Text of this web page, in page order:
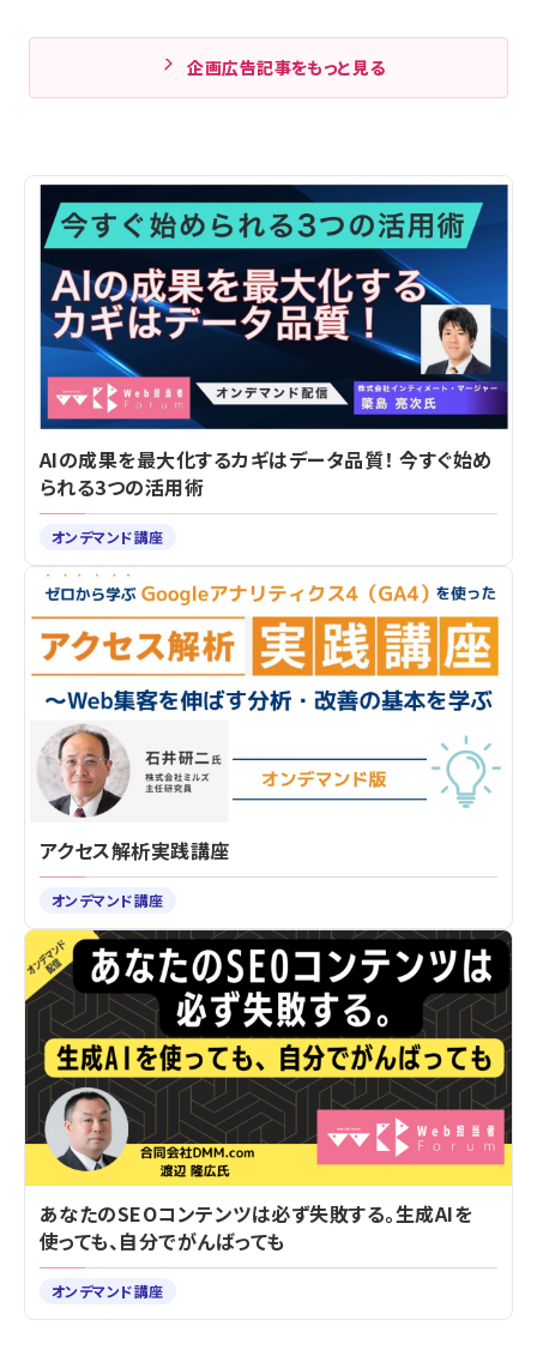
企画広告記事をもっと見る
AIの成果を最大化するカギはデータ品質！ 今すぐ始め
られる3つの活用術
オンデマンド講座
アクセス解析実践講座
オンデマンド講座
あなたのSEOコンテンツは必ず失敗する。生成AIを
使っても、自分でがんばっても
オンデマンド講座